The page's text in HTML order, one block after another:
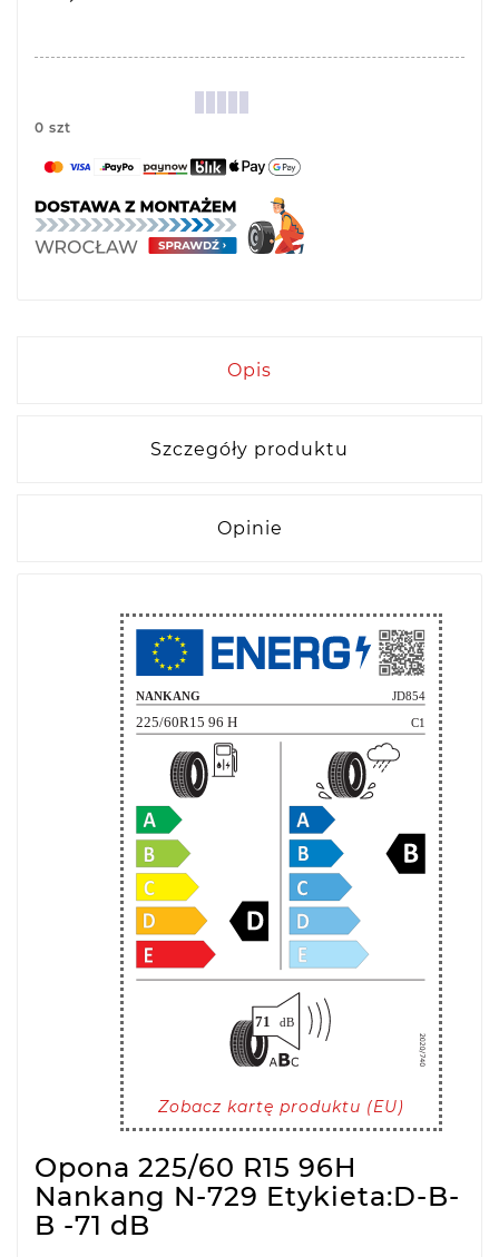
0 szt
Opis
Szczegóły produktu
Opinie
Zobacz kartę produktu (EU)
Opona 225/60 R15 96H
Nankang N-729 Etykieta:D-B-
B -71 dB